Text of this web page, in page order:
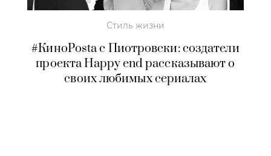
Стиль жизни
#КиноPosta c Пиотровски: создатели
проекта Happy end рассказывают о
своих любимых сериалах